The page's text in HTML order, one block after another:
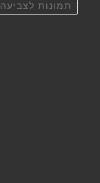
תמונות לצביעה